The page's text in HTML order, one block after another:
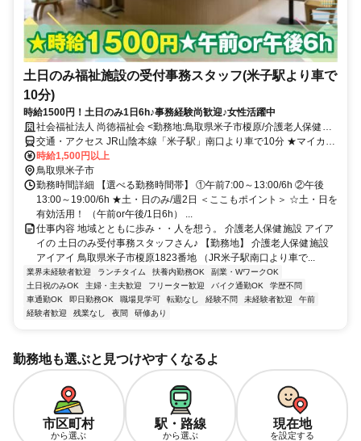
土日のみ福祉施設の受付事務スタッフ(米子駅より車で
10分)
時給1500円！土日のみ1日6h♪事務経験尚歓迎♪女性活躍中
社会福祉法人 尚徳福祉会 <勤務地:鳥取県米子市榎原/介護老人保健施
設アイアイ>
交通・アクセス JR山陰本線「米子駅」南口より車で10分 ★マイカー
通勤OK
時給1,500円以上
鳥取県米子市
勤務時間詳細 【選べる勤務時間帯】 ①午前7:00～13:00/6h ②午後
13:00～19:00/6h ★土・日のみ/週2日 ＜ここもポイント＞ ☆土・日を
有効活用！ （午前or午後/1日6h） ...
仕事内容 地域とともに歩み・・人を想う。 介護老人保健施設 アイア
イの 土日のみ受付事務スタッフさん♪ 【勤務地】 介護老人保健施設
アイアイ 鳥取県米子市榎原1823番地 （JR米子駅南口より車で...
業界未経験者歓迎 ランチタイム 扶養内勤務OK
副業・WワークOK
土日祝のみOK
主婦・主夫歓迎 フリーター歓迎 バイク通勤OK
学歴不問
車通勤OK
即日勤務OK 職場見学可 転勤なし 経験不問 未経験者歓迎
午前
経験者歓迎
残業なし 夜間 研修あり
勤務地も選ぶと見つけやすくなるよ
市区町村
から選ぶ
駅・路線
から選ぶ
現在地
を設定する